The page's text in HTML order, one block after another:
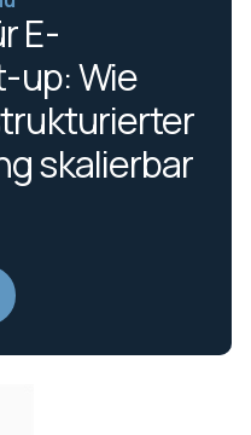
E-
up: Wie
skalierbar